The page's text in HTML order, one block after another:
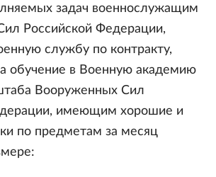
задач военнослужащим
Российской Федерации,
службу по контракту,
обучение в Военную академию
Вооруженных Сил
имеющим хорошие и
по предметам за месяц